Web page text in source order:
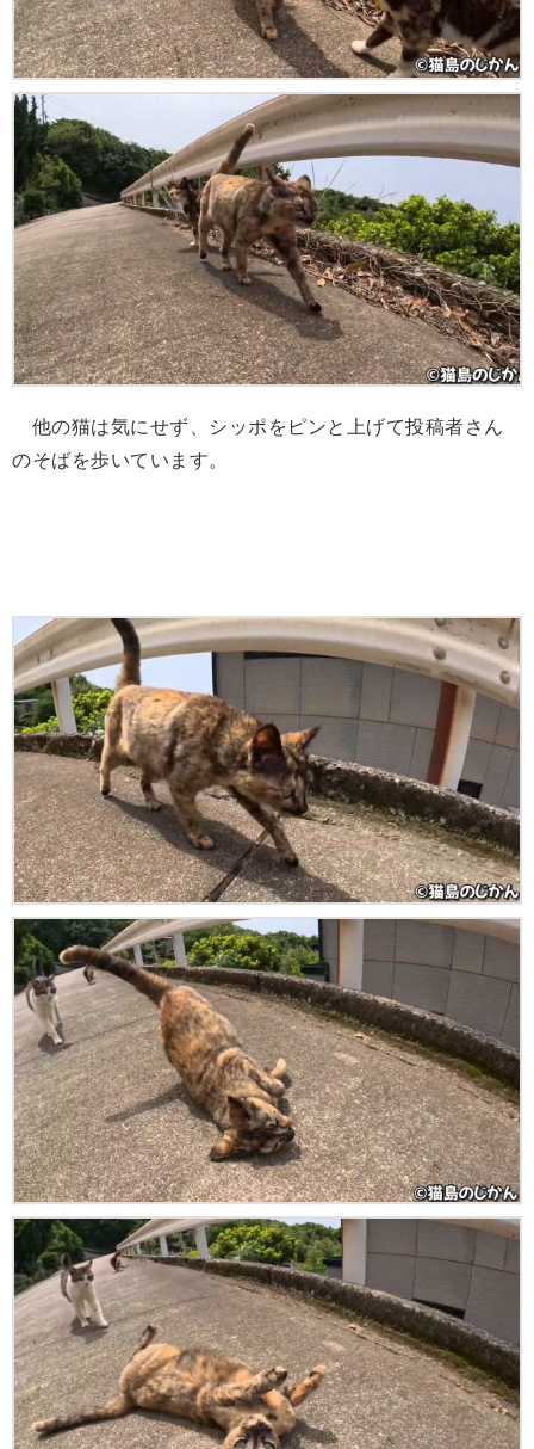
他の猫は気にせず、シッポをピンと上げて投稿者さん
のそばを歩いています。